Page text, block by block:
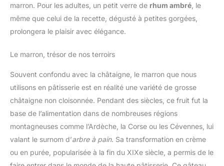
marron. Pour les adultes, un petit verre de rhum ambré , le
même que celui de la recette, dégusté à petites gorgées,
prolongera le plaisir avec élégance.
Le marron, trésor de nos terroirs
Souvent confondu avec la châtaigne, le marron que nous
utilisons en pâtisserie est en réalité une variété de grosse
châtaigne non cloisonnée. Pendant des siècles, ce fruit fut la
base de l’alimentation dans de nombreuses régions
montagneuses comme l’Ardèche, la Corse ou les Cévennes, lui
valant le surnom d’arbre à pain. Sa transformation en crème
ou en purée, popularisée à la fin du XIXe siècle, a permis de le